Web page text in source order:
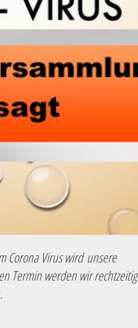
Corona Virus wird unsere
Termin werden wir rechtzeitig